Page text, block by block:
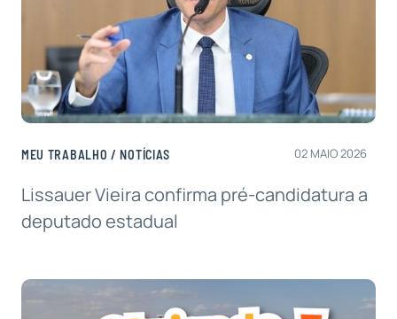
MEU TRABALHO /NOTÍCIAS 02 MAIO 2026
Lissauer Vieira confirma pré-candidatura a
deputado estadual